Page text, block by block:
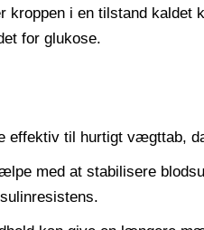
i en tilstand kaldet
for glukose.
til hurtigt vægttab,
med at stabilisere